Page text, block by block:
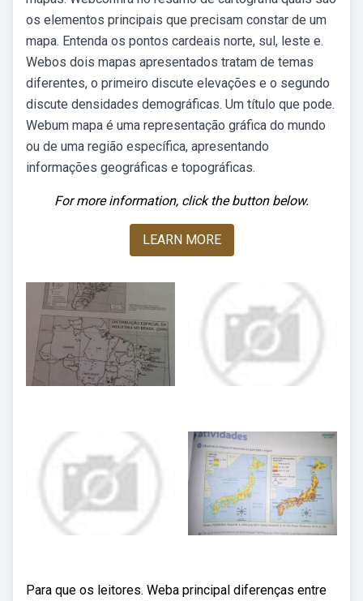
os elementos principais que precisam constar de um
mapa. Entenda os pontos cardeais norte, sul, leste e.
Webos dois mapas apresentados tratam de temas
diferentes, o primeiro discute elevações e o segundo
discute densidades demográficas. Um título que pode.
Webum mapa é uma representação gráfica do mundo
ou de uma região específica, apresentando
informações geográficas e topográficas.
For more information, click the button below.
LEARN MORE
Para que os leitores. Weba principal diferenças entre